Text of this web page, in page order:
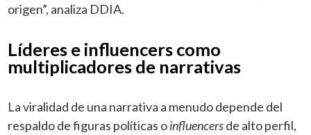
origen”, analiza DDIA.
Líderes e influencers como
multiplicadores de narrativas
La viralidad de una narrativa a menudo depende del
respaldo de figuras políticas oinfluencersde alto perfil,